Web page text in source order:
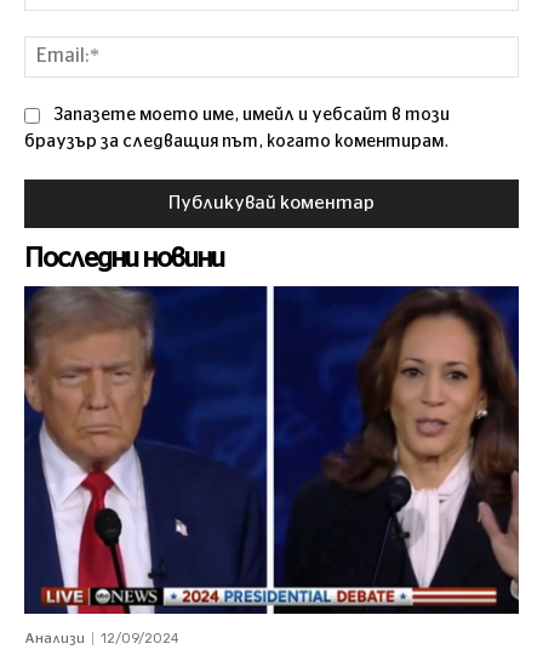
Запазете моето име, имейл и уебсайт в този
браузър за следващия път, когато коментирам.
Последни новини
Анализи 12/09/2024